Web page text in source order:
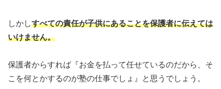
しかしすべての責任が子供にあることを保護者に伝えては
いけません。
保護者からすれば『お金を払って任せているのだから、そ
こを何とかするのが塾の仕事でしょ』と思うでしょう。